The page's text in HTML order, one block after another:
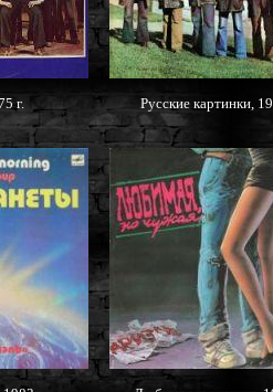
г. Русские картинки,